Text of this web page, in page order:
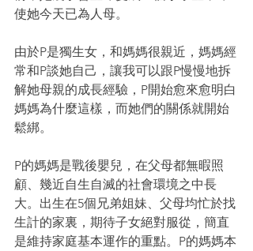
使她今天已為人母。
由於P是獨生女，和媽媽很親近，媽媽經
常和P談她自己，讓我可以跟P慢慢地拆
解她母親的成長經驗，P開始愈來愈明白
媽媽為什麼這樣，而她們的關係就開始
鬆綁。
P的媽媽是戰後嬰兒，在父母都無暇照
顧、幾近自生自滅的社會環境之中長
大。出生在5個兄弟姐妹、父母均忙於找
生計的家裏，期待子女絕對服從，簡直
是維持家庭基本運作的重點。P的媽媽本